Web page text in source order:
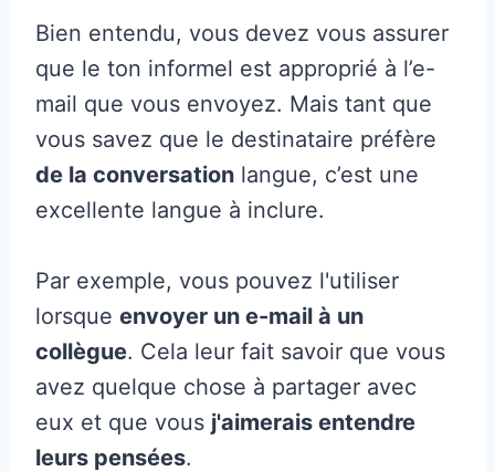
Bien entendu, vous devez vous assurer
que le ton informel est approprié à l’e-
mail que vous envoyez. Mais tant que
vous savez que le destinataire préfère
de la conversation langue, c’est une
excellente langue à inclure.
Par exemple, vous pouvez l'utiliser
lorsque envoyer un e-mail à un
collègue. Cela leur fait savoir que vous
avez quelque chose à partager avec
eux et que vous j'aimerais entendre
leurs pensées.